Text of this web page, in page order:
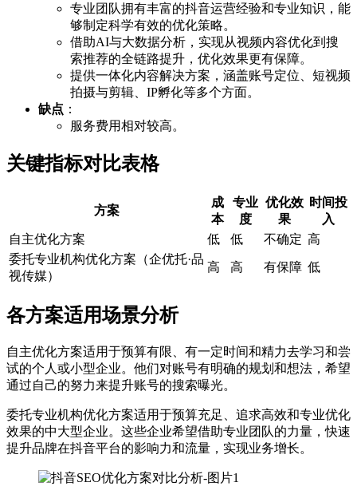
专业团队拥有丰富的抖音运营经验和专业知识，能
够制定科学有效的优化策略。
借助AI与大数据分析，实现从视频内容优化到搜
索推荐的全链路提升，优化效果更有保障。
提供一体化内容解决方案，涵盖账号定位、短视频
拍摄与剪辑、IP孵化等多个方面。
缺点 ：
服务费用相对较高。
关键指标对比表格
方案
成
本
专业
度
优化效
果
时间投
入
自主优化方案
低 低 不确定 高
委托专业机构优化方案（企优托·品
视传媒）
高 高 有保障 低
各方案适用场景分析
自主优化方案适用于预算有限、有一定时间和精力去学习和尝
试的个人或小型企业。他们对账号有明确的规划和想法，希望
通过自己的努力来提升账号的搜索曝光。
委托专业机构优化方案适用于预算充足、追求高效和专业优化
效果的中大型企业。这些企业希望借助专业团队的力量，快速
提升品牌在抖音平台的影响力和流量，实现业务增长。